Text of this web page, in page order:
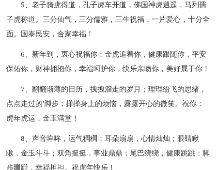
5、老子骑虎得道，孔子虎车开道，佛国神虎逍遥，马列孺
子虎称道。三分仙气，三分儒雅，三生祝福，一片爱心，十分全
面。国泰民安，合家幸福！
6、新年到，衷心祝福你：金虎追着你，健康跟随你，平安
保佑你，财神拥抱你，幸福呵护你，快乐亲吻你，美好属于你！
7、翻翻渐薄的日历，拽拽溜走的岁月；理理纷飞的思绪，
点点走过的'脚步；掸掸身上的烦恼，露露开心的微笑。祝你：
虎年虎运，金玉满堂！
8、声音哞哞，运气稠稠；耳朵扇扇，心情灿灿；眼睛瞅
瞅，金玉斗斗；双角挺挺，事业鼎鼎；尾巴绕绕，健康跳跳；脚
步跚跚，幸福担担。祝虎年快乐！